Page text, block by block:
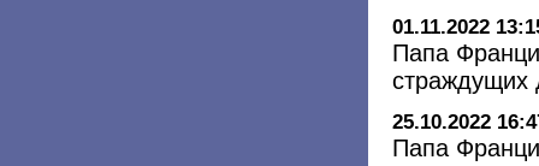
01.11.2022
Папа
страждущих
25.10.2022
Папа